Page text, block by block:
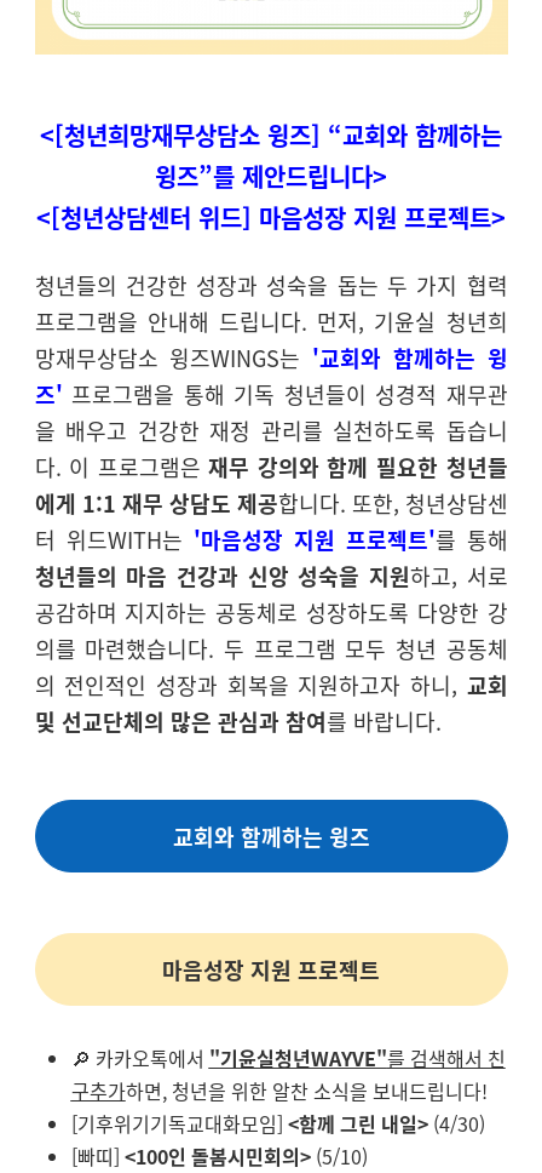
<[청년희망재무상담소 윙즈] “교회와 함께하는
윙즈”를 제안드립니다>
<[청년상담센터 위드] 마음성장 지원 프로젝트>
청년들의 건강한 성장과 성숙을 돕는 두 가지 협력
프로그램을 안내해 드립니다. 먼저, 기윤실 청년희
망재무상담소 윙즈WINGS는 '교회와 함께하는 윙
즈' 프로그램을 통해 기독 청년들이 성경적 재무관
을 배우고 건강한 재정 관리를 실천하도록 돕습니
다. 이 프로그램은재무 강의와 함께 필요한 청년들
에게 1:1 재무 상담도 제공합니다. 또한, 청년상담센
터 위드WITH는 '마음성장 지원 프로젝트'를 통해
청년들의 마음 건강과 신앙 성숙을 지원하고, 서로
공감하며 지지하는 공동체로 성장하도록 다양한 강
의를 마련했습니다. 두 프로그램 모두 청년 공동체
의 전인적인 성장과 회복을 지원하고자 하니, 교회
및 선교단체의 많은 관심과 참여를 바랍니다.
교회와 함께하는 윙즈
마음성장 지원 프로젝트
🔎 카카오톡에서 "기윤실청년WAYVE"를 검색해서 친
구추가하면, 청년을 위한 알찬 소식을 보내드립니다!
[기후위기기독교대화모임] <함께 그린 내일>(4/30)
[빠띠] <100인 돌봄시민회의>(5/10)